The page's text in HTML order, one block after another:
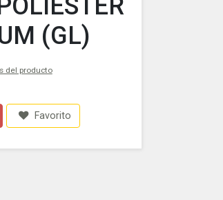
(GL)
del producto
Favorito